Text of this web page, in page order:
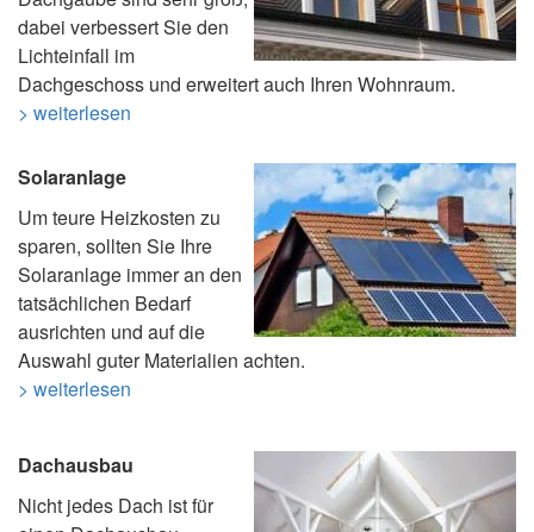
dabei verbessert Sie den
Lichteinfall im
Dachgeschoss und erweitert auch Ihren Wohnraum.
> weiterlesen
Solaranlage
Um teure Heizkosten zu
sparen, sollten Sie Ihre
Solaranlage immer an den
tatsächlichen Bedarf
ausrichten und auf die
Auswahl guter Materialien achten.
> weiterlesen
Dachausbau
Nicht jedes Dach ist für